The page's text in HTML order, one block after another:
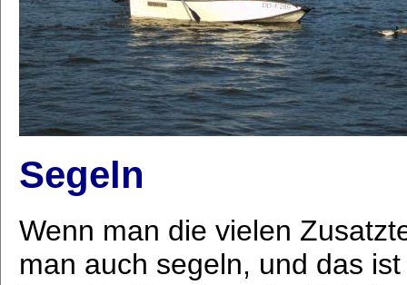
Segeln
Wenn man die vielen
man auch segeln, und das